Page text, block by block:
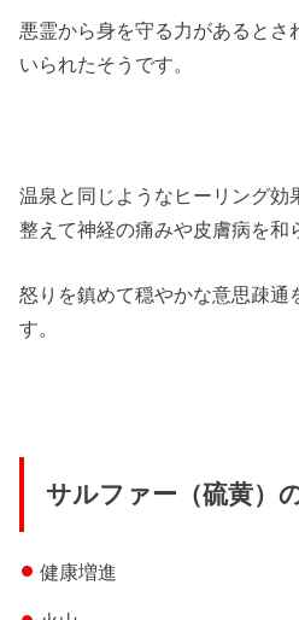
悪霊から身を守る力があるとさ
いられたそうです。
温泉と同じようなヒーリング効
整えて神経の痛みや皮膚病を和
怒りを鎮めて穏やかな意思疎通
す。
サルファー（硫黄）
健康増進